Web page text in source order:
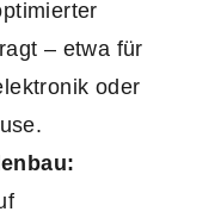
– etwa für
oder